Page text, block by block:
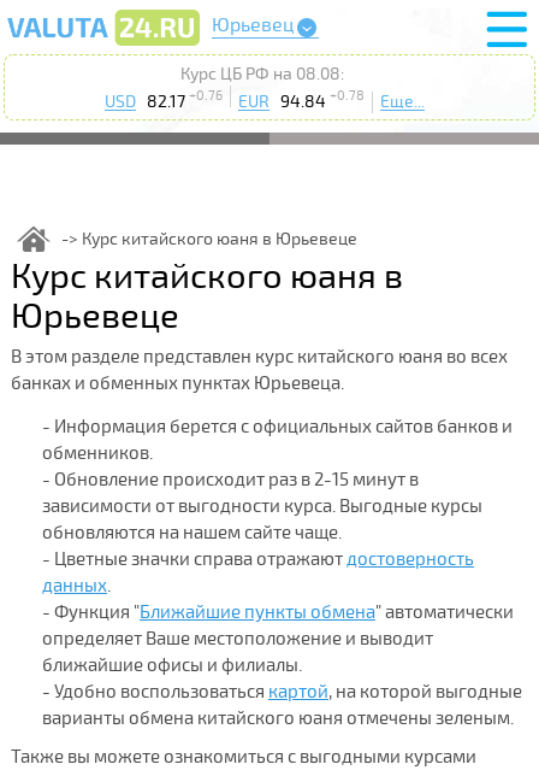
Юрьевец
Курс ЦБ РФ на 08.08:
USD
82.17 +0.76 EUR 94.84 +0.78 Еще...
Курс китайского юаня в Юрьевеце
Курс китайского юаня в
Юрьевеце
В этом разделе представлен курс китайского юаня во всех
банках и обменных пунктах Юрьевеца.
- Информация берется с официальных сайтов банков и
обменников.
- Обновление происходит раз в 2-15 минут в
зависимости от выгодности курса. Выгодные курсы
обновляются на нашем сайте чаще.
- Цветные значки справа отражаютдостоверность
данных.
- Функция "Ближайшие пункты обмена" автоматически
определяет Ваше местоположение и выводит
ближайшие офисы и филиалы.
- Удобно воспользоваться картой, на которой выгодные
варианты обмена китайского юаня отмечены зеленым.
Также вы можете ознакомиться с выгодными курсами